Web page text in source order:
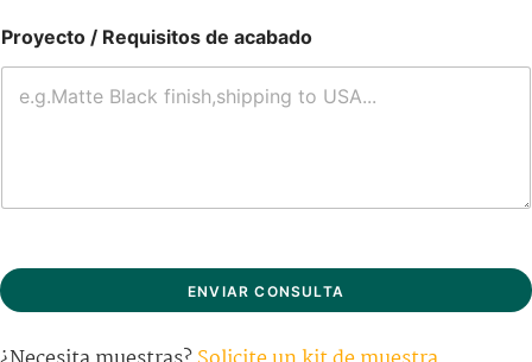
Proyecto / Requisitos de acabado
ENVIAR CONSULTA